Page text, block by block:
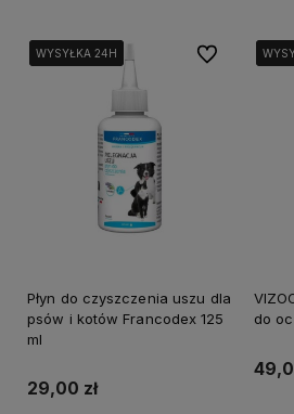
WYSYŁKA 24H
WYSYŁKA 24H
WYSYŁKA 24H
Płyn do czyszczenia uszu dla
psów i kotów Francodex 125
ml
29,00 zł
Do ulubionych
do